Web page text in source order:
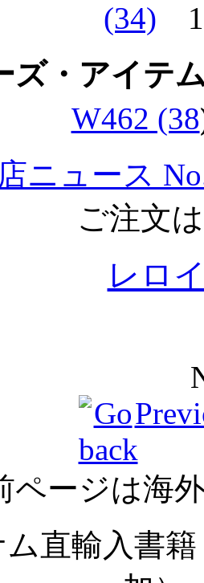
(34)
ズ・アイテ
W462 (38
ニュース
ご注文
レロ
ページは海
直輸入書籍